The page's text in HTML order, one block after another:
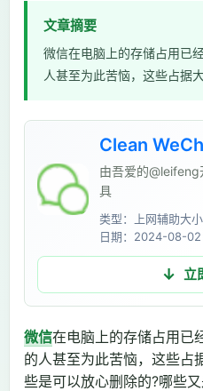
文章摘要
微信在电脑上的存储占用已
人甚至为此苦恼，这些占据
Clean
由吾爱的
具
类型：上网辅助大
日期：2024-08-02
立
微信在电脑上的存储占用已
的人甚至为此苦恼，这些占
些是可以放心删除的?哪些